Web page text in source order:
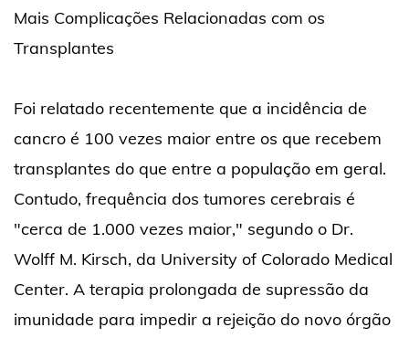
Mais Complicações Relacionadas com os
Transplantes
Foi relatado recentemente que a incidência de
cancro é 100 vezes maior entre os que recebem
transplantes do que entre a população em geral.
Contudo, frequência dos tumores cerebrais é
"cerca de 1.000 vezes maior," segundo o Dr.
Wolff M. Kirsch, da University of Colorado Medical
Center. A terapia prolongada de supressão da
imunidade para impedir a rejeição do novo órgão